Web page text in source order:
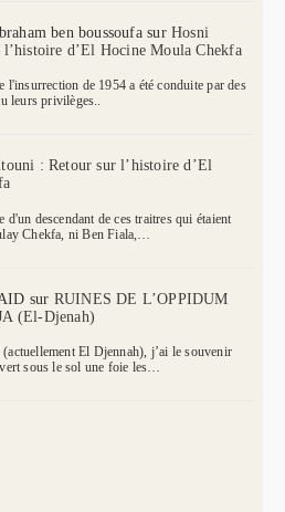
ben boussoufasur Hosni
d’El Hocine Moula Chekfa
l'insurrection de 1954 a été conduite par des
leurs privilèges..
: Retour sur l’histoire d’El
d'un descendant de ces traitres qui étaient
Chekfa, ni Ben Fiala,…
sur RUINES DE L’OPPIDUM
(El-Djenah)
(actuellement El Djennah), j’ai le souvenir
sous le sol une foie les…